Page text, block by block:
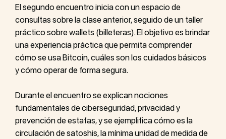
El segundo encuentro inicia con un espacio de
consultas sobre la clase anterior, seguido de un taller
práctico sobre wallets (billeteras). El objetivo es brindar
una experiencia práctica que permita comprender
cómo se usa Bitcoin, cuáles son los cuidados básicos
y cómo operar de forma segura.
Durante el encuentro se explican nociones
fundamentales de ciberseguridad, privacidad y
prevención de estafas, y se ejemplifica cómo es la
circulación de satoshis, la mínima unidad de medida de